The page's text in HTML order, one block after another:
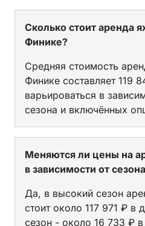
Сколько стоит аренда
Финике?
Средняя стоимость
Финике составляет 119
варьироваться в
сезона и включённых
Меняются ли цены на
в зависимости от
Да, в высокий сезон
стоит около 117 971 ₽ в
сезон - около 16 733 ₽ в